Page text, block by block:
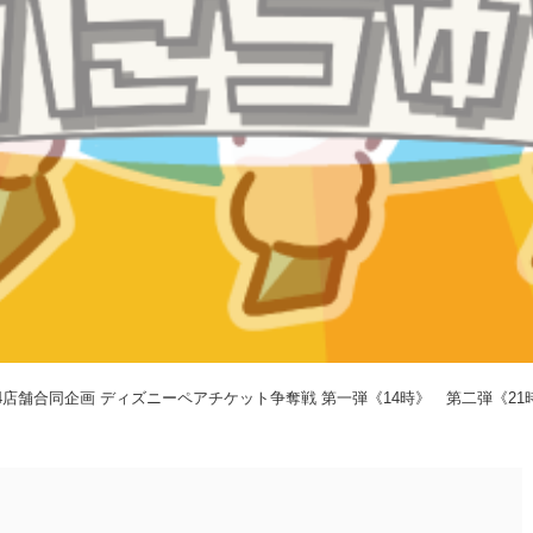
舗合同企画 ディズニーペアチケット争奪戦 第一弾《14時》 第二弾《21